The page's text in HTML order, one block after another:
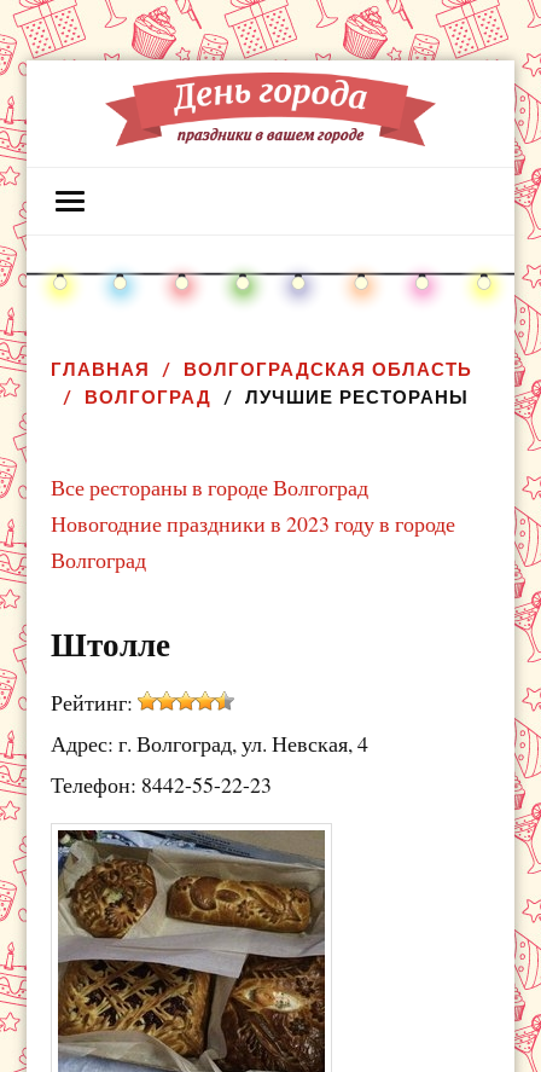
ГЛАВНАЯ
ВОЛГОГРАДСКАЯ ОБЛАСТЬ
ВОЛГОГРАД
ЛУЧШИЕ РЕСТОРАНЫ
Все рестораны в городе Волгоград
Новогодние праздники в 2023 году в городе
Волгоград
Штолле
Рейтинг:
Адрес: г. Волгоград, ул. Невская, 4
Телефон: 8442-55-22-23